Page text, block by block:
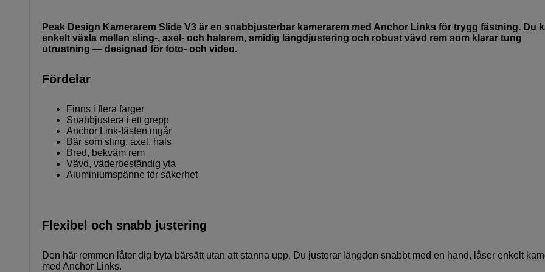
Peak Design Kamerarem Slide V3 är en snabbjusterbar kamerarem med Anchor Links för trygg fästning. Du
enkelt växla mellan sling-, axel- och halsrem, smidig längdjustering och robust vävd rem som klarar tung
utrustning — designad för foto- och video.
Fördelar
Finns i flera färger
Snabbjustera i ett grepp
Anchor Link-fästen ingår
Bär som sling, axel, hals
Bred, bekväm rem
Vävd, väderbeständig yta
Aluminiumspänne för säkerhet
Flexibel och snabb justering
Den här remmen låter dig byta bärsätt utan att stanna upp. Du justerar längden snabbt med en hand, låser enkelt
med Anchor Links.